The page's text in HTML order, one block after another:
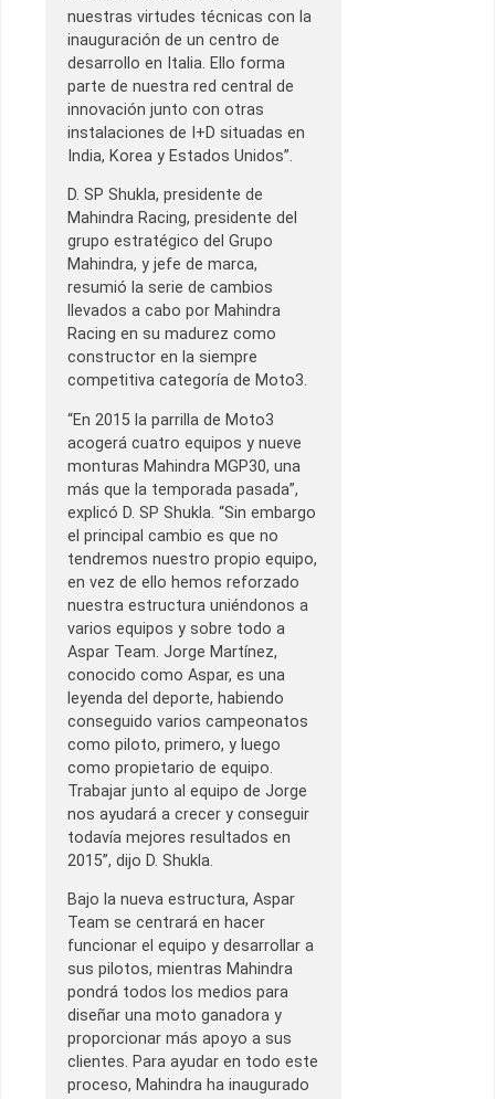
nuestras virtudes técnicas con la
inauguración de un centro de
desarrollo en Italia. Ello forma
parte de nuestra red central de
innovación junto con otras
instalaciones de I+D situadas en
India, Korea y Estados Unidos”.
D. SP Shukla, presidente de
Mahindra Racing, presidente del
grupo estratégico del Grupo
Mahindra, y jefe de marca,
resumió la serie de cambios
llevados a cabo por Mahindra
Racing en su madurez como
constructor en la siempre
competitiva categoría de Moto3.
“En 2015 la parrilla de Moto3
acogerá cuatro equipos y nueve
monturas Mahindra MGP30, una
más que la temporada pasada”,
explicó D. SP Shukla. “Sin embargo
el principal cambio es que no
tendremos nuestro propio equipo,
en vez de ello hemos reforzado
nuestra estructura uniéndonos a
varios equipos y sobre todo a
Aspar Team. Jorge Martínez,
conocido como Aspar, es una
leyenda del deporte, habiendo
conseguido varios campeonatos
como piloto, primero, y luego
como propietario de equipo.
Trabajar junto al equipo de Jorge
nos ayudará a crecer y conseguir
todavía mejores resultados en
2015”, dijo D. Shukla.
Bajo la nueva estructura, Aspar
Team se centrará en hacer
funcionar el equipo y desarrollar a
sus pilotos, mientras Mahindra
pondrá todos los medios para
diseñar una moto ganadora y
proporcionar más apoyo a sus
clientes. Para ayudar en todo este
proceso, Mahindra ha inaugurado